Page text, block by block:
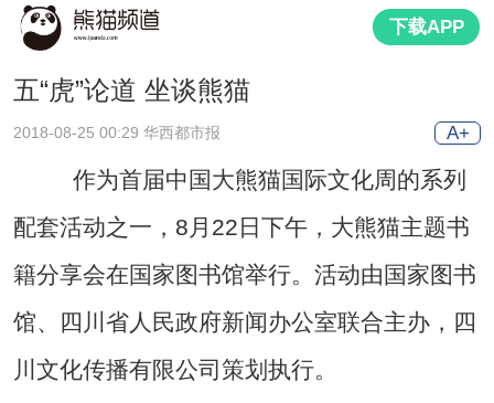
下载APP
五“虎”论道 坐谈熊猫
2018-08-25 00:29 华西都市报 A+
作为首届中国大熊猫国际文化周的系列
配套活动之一，8月22日下午，大熊猫主题书
籍分享会在国家图书馆举行。活动由国家图书
馆、四川省人民政府新闻办公室联合主办，四
川文化传播有限公司策划执行。